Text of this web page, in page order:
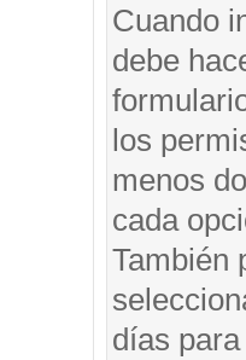
Cuando
debe
los
menos
cada
También
días